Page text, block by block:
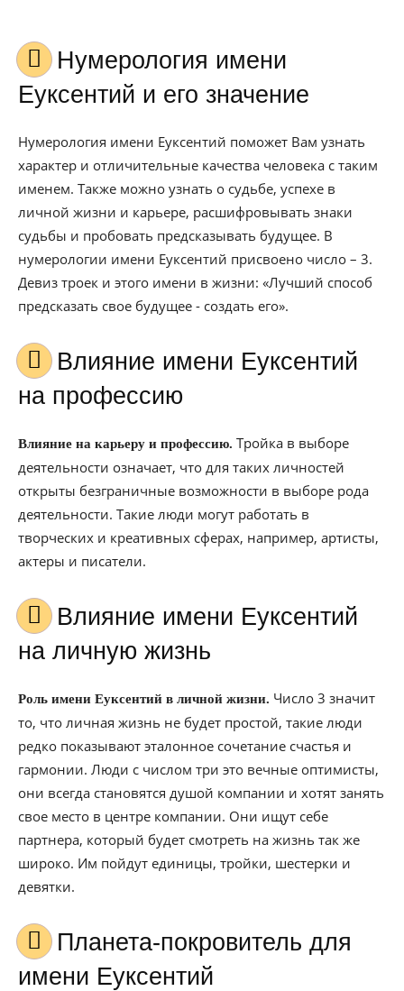
Нумерология имени
Еуксентий и его значение
Нумерология имени Еуксентий поможет Вам узнать
характер и отличительные качества человека с таким
именем. Также можно узнать о судьбе, успехе в
личной жизни и карьере, расшифровывать знаки
судьбы и пробовать предсказывать будущее. В
нумерологии имени Еуксентий присвоено число – 3.
Девиз троек и этого имени в жизни: «Лучший способ
предсказать свое будущее - создать его».
Влияние имени Еуксентий
на профессию
Влияние на карьеру и профессию. Тройка в выборе
деятельности означает, что для таких личностей
открыты безграничные возможности в выборе рода
деятельности. Такие люди могут работать в
творческих и креативных сферах, например, артисты,
актеры и писатели.
Влияние имени Еуксентий
на личную жизнь
Роль имени Еуксентий в личной жизни. Число 3 значит
то, что личная жизнь не будет простой, такие люди
редко показывают эталонное сочетание счастья и
гармонии. Люди с числом три это вечные оптимисты,
они всегда становятся душой компании и хотят занять
свое место в центре компании. Они ищут себе
партнера, который будет смотреть на жизнь так же
широко. Им пойдут единицы, тройки, шестерки и
девятки.
Планета-покровитель для
имени Еуксентий